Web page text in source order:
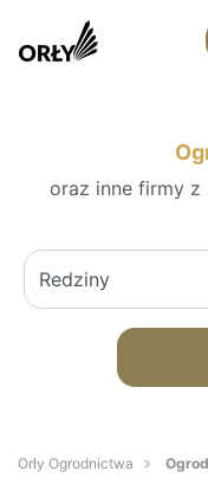
oraz inne firmy z
Orły Ogrodnictwa